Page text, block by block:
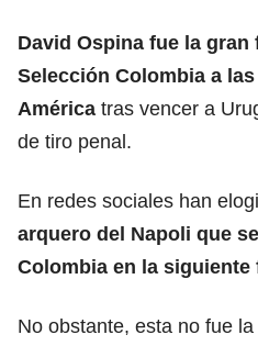
David Ospina fue la
Selección Colombia a
América tras vencer a
de tiro penal.
En redes sociales han
arquero del Napoli que
Colombia en la siguiente
No obstante, esta no fue